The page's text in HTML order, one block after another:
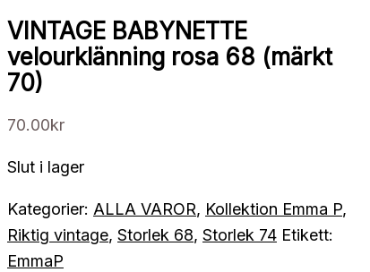
VINTAGE BABYNETTE
velourklänning rosa 68 (märkt
70)
70.00kr
Slut i lager
Kategorier: ALLA VAROR, Kollektion Emma P,
Riktig vintage, Storlek 68, Storlek 74 Etikett:
EmmaP